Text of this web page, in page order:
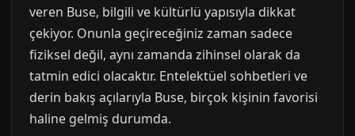
veren Buse, bilgili ve kültürlü yapısıyla dikkat
çekiyor. Onunla geçireceğiniz zaman sadece
fiziksel değil, aynı zamanda zihinsel olarak da
tatmin edici olacaktır. Entelektüel sohbetleri ve
derin bakış açılarıyla Buse, birçok kişinin favorisi
haline gelmiş durumda.